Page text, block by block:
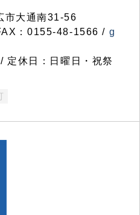
大通南31-56
：0155-48-1566 / g
休日：日曜日・祝祭